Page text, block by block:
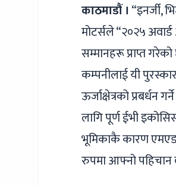
काठमाडौं । “इनर्जी,
मोटर्सले “२०२५
सम्मानहरू प्राप्त
कम्पनीलाई यी
ऊर्जाक्षेत्रको
लागि पूर्ण ईभी
भूमिकाकै कारण
रुपमा आफ्नो पहिचान